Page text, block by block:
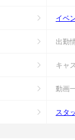
イベ
出勤
キャ
動画
スタ